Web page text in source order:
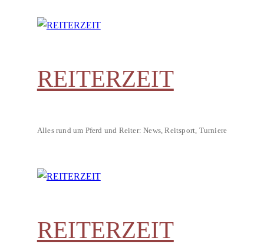
REITERZEIT
Alles rund um Pferd und Reiter: News, Reitsport, Turniere
REITERZEIT